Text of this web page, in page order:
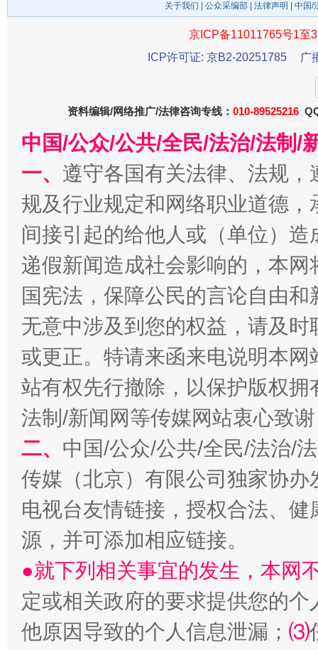
揭开“小金库”的免责幌子
受贿1.44亿！段成刚被判无期 从幼
关于我们 公众采编部 法律声明 | 中国
京ICP备11011765号1至
ICP许可证: 京B2-20251785
广
资料编辑/网络推广/法律咨询专线： 010-89525216
中国/公众/公共/全民/法治/法制/
一、 遵守各国有关法律、法规
规及行业规定和网络职业道德
间接引起的给他人或（单位）
递假新闻造成社会影响的，本
国宪法，保障公民的言论自由
无意中涉及到您的权益，请及
或更正。特请来函来电说明本
站有权先行撤除，以保护版权
法制/新闻网等传媒网站衷心致
二、 中国/公众/公共/全民/法治/
传媒（北京）有限公司独家协
电视台友情链接，授权合法、
源，并可添加相应链接。
●就下列相关事宜的发生，本网
定或相关政府的要求提供您的个
他原因导致的个人信息泄漏； ⑶